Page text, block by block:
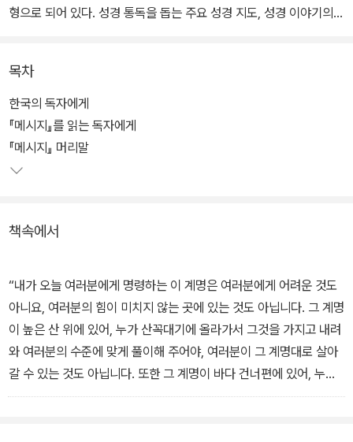
형으로 되어 있다. 성경 통독을 돕는 주요 성경 지도, 성경 이야기의
성경 원문을 오늘의 일상 언어로 옮긴 <메시지> 완역본. <메시지>는
영미권에서 1993년 신약 출간, 2002년 완역본이 출간된 이후, 1천
만 독자들이 선택해서 읽고 있다. <메시지> 한국어판은 지난 2009
년 신약을 시작으로 모세오경, 역사서, 예언서, 시가서 순으로 출간되
었고, 마침내 신구약 66권 전체를 한 권에 담아 출간하게 되었다. 이
리매김하고 있다.
<메시지>는 평생을 원어로 성경을 읽고 공부하고 가르쳐 온 학자이
자 35년을 목회자로 살아온 저자 유진 피터슨의 모든 것이 녹아든 평
생의 결실이다. 그는 10년의 세월 동안 주 5일 하루 6시간을 이 번역
작업에 들여 이미 좋은 번역본이 많이 나와 있는 직역이 아니라, 원문
의 의미를 좀 더 생명력 있고 인상 깊게 전하는 데 적합한 오늘의 언어
목차
한국의 독자에게
『메시지』를 읽는 독자에게
『메시지』 머리말
책속에서
“내가 오늘 여러분에게 명령하는 이 계명은 여러분에게 어려운 것도
아니요, 여러분의 힘이 미치지 않는 곳에 있는 것도 아닙니다. 그 계명
이 높은 산 위에 있어, 누가 산꼭대기에 올라가서 그것을 가지고 내려
와 여러분의 수준에 맞게 풀이해 주어야, 여러분이 그 계명대로 살아
갈 수 있는 것도 아닙니다. 또한 그 계명이 바다 건너편에 있어, 누가
바다를 건너가서 그것을 가져다가 설명해 주어야, 여러분이 그 계명